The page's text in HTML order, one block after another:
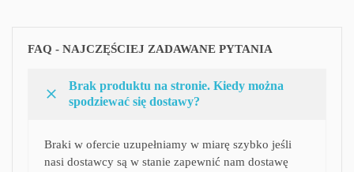
FAQ - NAJCZĘŚCIEJ ZADAWANE PYTANIA
Brak produktu na stronie. Kiedy można
spodziewać się dostawy?
Braki w ofercie uzupełniamy w miarę szybko jeśli
nasi dostawcy są w stanie zapewnić nam dostawę